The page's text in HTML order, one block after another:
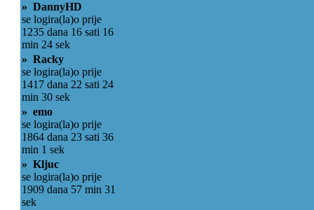
» DannyHD
se logira(la)o prije
1235 dana 16 sati 16
min 24 sek
» Racky
se logira(la)o prije
1417 dana 22 sati 24
min 30 sek
» emo
se logira(la)o prije
1864 dana 23 sati 36
min 1 sek
» Kljuc
se logira(la)o prije
1909 dana 57 min 31
sek